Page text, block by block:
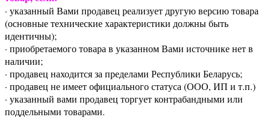
· указанный Вами продавец реализует другую версию товара
(основные технические характеристики должны быть
идентичны);
· приобретаемого товара в указанном Вами источнике нет в
наличии;
· продавец находится за пределами Республики Беларусь;
· продавец не имеет официального статуса (ООО, ИП и т.п.)
· указанный вами продавец торгует контрабандными или
поддельными товарами.